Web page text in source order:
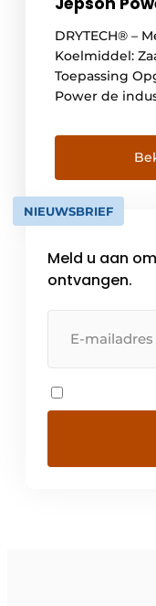
DRYTECH® –
Koelmiddel:
Toepassing
Power de
hoogwaardige
verwerking
Door
het bedrijf een
bramenvrij
NIEUWSBRIEF
Meld u aan
ontvangen.